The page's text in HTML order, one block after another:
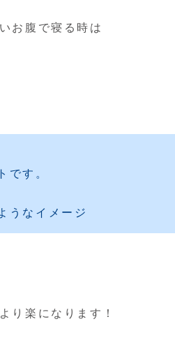
お腹で寝る時は
です。
うなイメージ
り楽になります！